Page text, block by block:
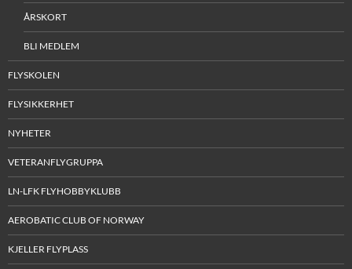
ÅRSKORT
BLI MEDLEM
FLYSKOLEN
FLYSIKKERHET
NYHETER
VETERANFLYGRUPPA
LN-LFK FLYHOBBYKLUBB
AEROBATIC CLUB OF NORWAY
KJELLER FLYPLASS